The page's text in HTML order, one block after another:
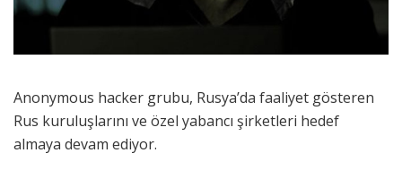
Anonymous hacker grubu, Rusya’da faaliyet gösteren
Rus kuruluşlarını ve özel yabancı şirketleri hedef
almaya devam ediyor.